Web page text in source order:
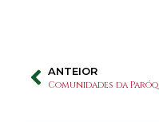
ANTEIOR